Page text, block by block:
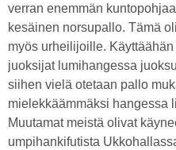
verran enemmän
kesäinen norsupallo. Tämä
myös urheilijoille.
juoksijat lumihangessa
siihen vielä otetaan pallo
mielekkäämmäksi hangessa
Muutamat meistä olivat
umpihankifutista